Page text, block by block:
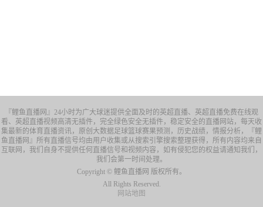
『鲤鱼直播网』24小时为广大球迷提供全面及时的英超直播、英超直播免费在线观
看、英超直播视频高清无插件，完全绿色安全无插件，稳定安全的直播网站，每天收
集最新的体育直播资讯，原创大数据足球篮球赛果预测，历史战绩，情报分析，『鲤
鱼直播网』所有直播信号均由用户收集或从搜索引擎搜索整理获得，所有内容均来自
互联网，我们自身不提供任何直播信号和视频内容，如有侵犯您的权益请通知我们，
我们会第一时间处理。
Copyright © 鲤鱼直播网 版权所有。
All Rights Reserved.
网站地图